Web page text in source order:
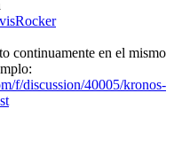
continuamente en el mismo
f/discussion/40005/kronos-